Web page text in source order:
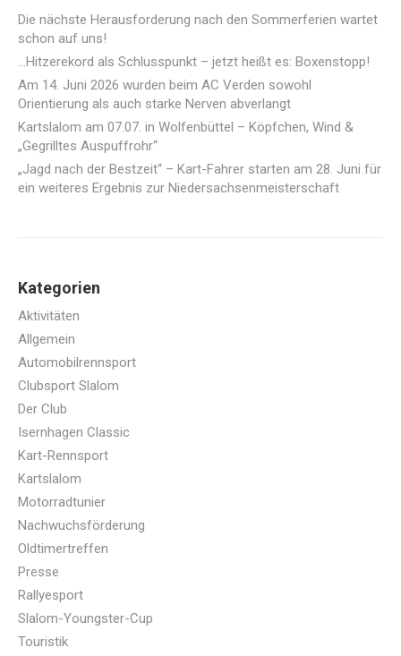
Die nächste Herausforderung nach den Sommerferien wartet
schon auf uns!
…Hitzerekord als Schlusspunkt – jetzt heißt es: Boxenstopp!
Am 14. Juni 2026 wurden beim AC Verden sowohl
Orientierung als auch starke Nerven abverlangt
Kartslalom am 07.07. in Wolfenbüttel – Köpfchen, Wind &
„Gegrilltes Auspuffrohr“
„Jagd nach der Bestzeit“ – Kart-Fahrer starten am 28. Juni für
ein weiteres Ergebnis zur Niedersachsenmeisterschaft
Kategorien
Aktivitäten
Allgemein
Automobilrennsport
Clubsport Slalom
Der Club
Isernhagen Classic
Kart-Rennsport
Kartslalom
Motorradtunier
Nachwuchsförderung
Oldtimertreffen
Presse
Rallyesport
Slalom-Youngster-Cup
Touristik